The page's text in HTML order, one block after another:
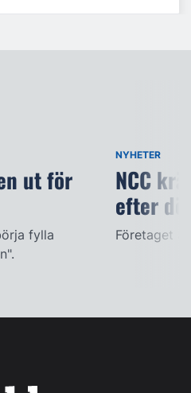
ut för
fylla
NYHETER
NCC
efter
Företaget